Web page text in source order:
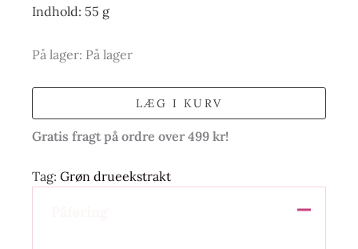
Indhold: 55 g
På lager: På lager
LÆG I KURV
Gratis fragt på ordre over 499 kr!
Tag: Grøn drueekstrakt